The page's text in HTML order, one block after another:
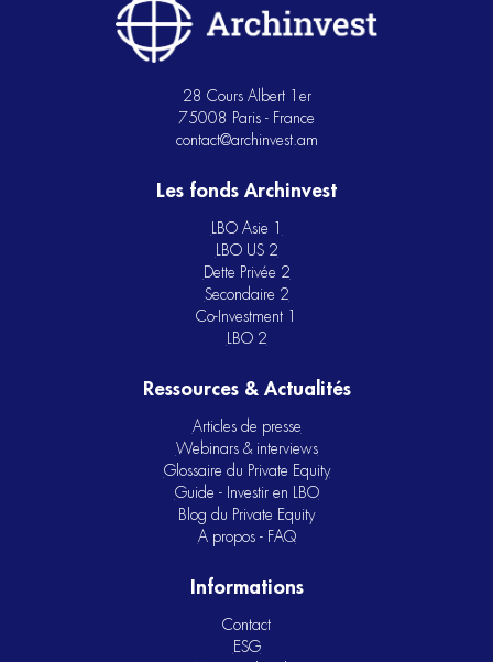
28 Cours Albert 1er
75008 Paris - France
contact@archinvest.am
Les fonds Archinvest
LBO Asie 1
LBO US 2
Dette Privée 2
Secondaire 2
Co-Investment 1
LBO 2
Ressources & Actualités
Articles de presse
Webinars & interviews
Glossaire du Private Equity
Guide - Investir en LBO
Blog du Private Equity
A propos - FAQ
Informations
Contact
ESG